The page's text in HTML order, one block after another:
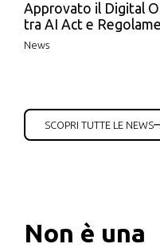
Approvato il Digital
tra AI Act e
News
SCOPRI TUTTE LE NEWS
Non è una